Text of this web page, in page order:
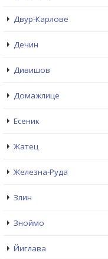
Двур-Карлове
Дечин
Дивишов
Домажлице
Есеник
Жатец
Железна-Руда
Злин
Зноймо
Йиглава